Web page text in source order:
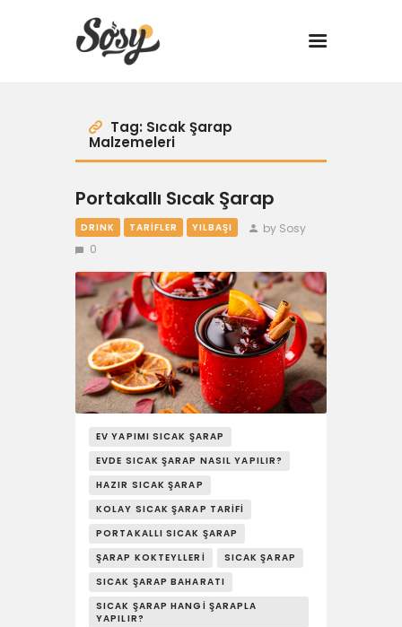
TARİFLER
MANGAL
YANCI
DRINK
BBQ 101
YAŞAM
SOSY’LE!
Tag: Sıcak Şarap
Malzemeleri
Portakallı Sıcak Şarap
DRINK TARIFLER YILBAŞI
by Sosy
0
EV YAPIMI SICAK ŞARAP
EVDE SICAK ŞARAP NASIL YAPILIR?
HAZIR SICAK ŞARAP
KOLAY SICAK ŞARAP TARIFI
PORTAKALLI SICAK ŞARAP
ŞARAP KOKTEYLLERI
SICAK ŞARAP
SICAK ŞARAP BAHARATI
SICAK ŞARAP HANGI ŞARAPLA
YAPILIR?